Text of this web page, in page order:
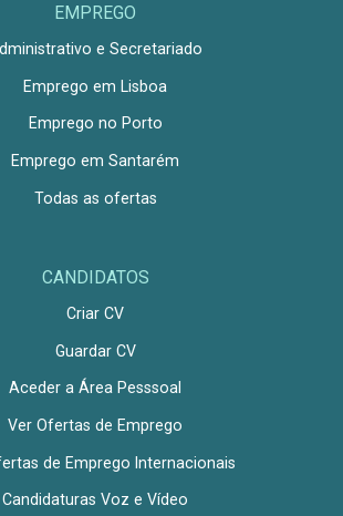
EMPREGO
e Secretariado
Emprego em Lisboa
Emprego no Porto
Emprego em Santarém
Todas as ofertas
CANDIDATOS
Criar CV
Guardar CV
Aceder a Área Pesssoal
Ver Ofertas de Emprego
de Emprego Internacionais
Candidaturas Voz e Vídeo